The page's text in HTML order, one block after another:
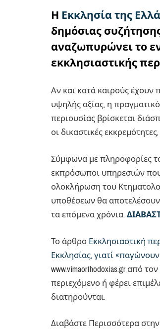
Η Εκκλησία της
δημόσιας
αναζωπυρώνει το
εκκλησιαστικής
Αν και κατά καιρούς έχουν
υψηλής αξίας, η
περιουσίας βρίσκεται
οι δικαστικές
Σύμφωνα με πληροφορίες
εκπρόσωποι υπηρεσιών που
ολοκλήρωση του
υποθέσεων θα
τα επόμενα χρόνια.
Το άρθρο Εκκλησιαστική
Εκκλησίας, γιατί
www.vimaorthodoxias.gr από τον
περιεχόμενο ή φέρει
διατηρούνται.
Διαβάστε Περισσότερα